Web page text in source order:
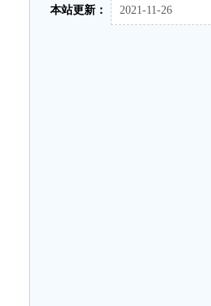
本站更新： 2021-11-26